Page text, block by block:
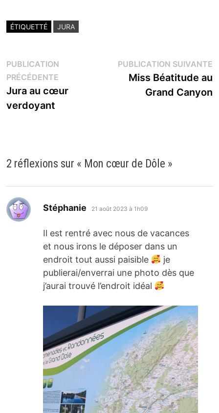
ÉTIQUETTÉ JURA
Navigation
de
l’article
PUBLICATION
PRÉCÉDENTEPublication
précédente :
Jura au cœur
verdoyant
PUBLICATION SUIVANTE
Miss Béatitude au
Grand Canyon
2 réflexions sur « Mon cœur de Dôle »
Stéphanie dit :
21 août 2023 à 1h09
Il est rentré avec nous de vacances
et nous irons le déposer dans un
endroit tout aussi paisible
je
publierai/enverrai une photo dès que
j’aurai trouvé l’endroit idéal